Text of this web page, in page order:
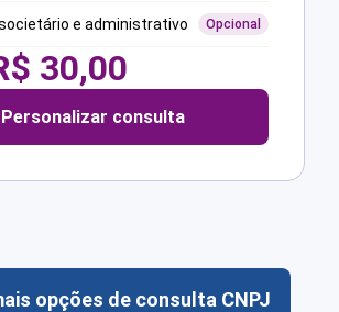
e administrativo Opcional
30,00
Personalizar consulta
opções de consulta CNPJ